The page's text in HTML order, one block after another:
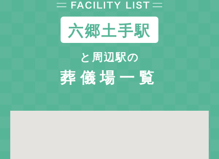
六郷土手駅
と周辺駅の
葬儀場一覧